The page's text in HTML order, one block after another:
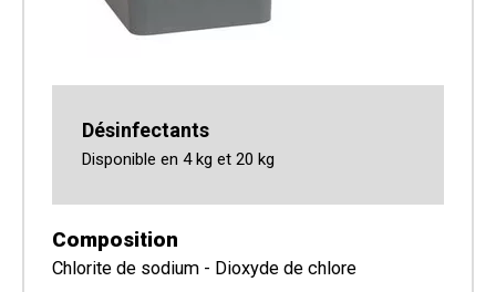
Désinfectants
Disponible en 4 kg et 20 kg
Composition
Chlorite de sodium - Dioxyde de chlore